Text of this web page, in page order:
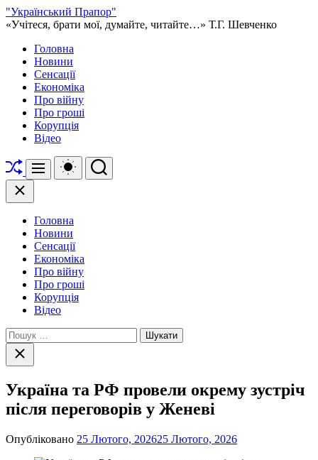
Перейти
до
"Український Прапор"
«Учітеся, брати мої, думайте, читайте…» Т.Г. Шевченко
Головна
Новини
Сенсації
Економіка
Про війну
Про гроші
Корупція
Відео
Перетасувати
Меню
Перемикач
кольорового
Пошук
Закрити
Головна
Новини
Сенсації
Економіка
Про війну
Про гроші
Корупція
Відео
Пошук:
Закрити
пошук
Україна та РФ провели окрему зустріч
після переговорів у Женеві
Опубліковано 25 Лютого, 202625 Лютого, 2026